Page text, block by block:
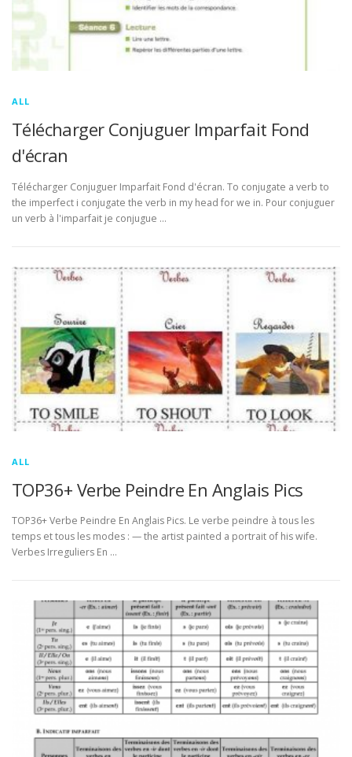
ALL
Télécharger Conjuguer Imparfait Fond
d'écran
Télécharger Conjuguer Imparfait Fond d'écran. To conjugate a verb to
the imperfect i conjugate the verb in my head for we in. Pour conjuguer
un verb à l'imparfait je conjugue …
ALL
TOP36+ Verbe Peindre En Anglais Pics
TOP36+ Verbe Peindre En Anglais Pics. Le verbe peindre à tous les
temps et tous les modes : — the artist painted a portrait of his wife.
Verbes Irreguliers En …